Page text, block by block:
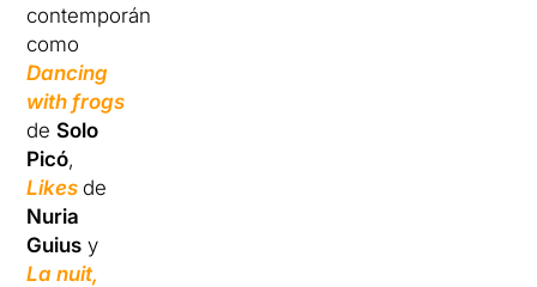
contemporáneos
como
Dancing
with frogs
deSolo
Picó,
Likes de
Nuria
Guius y
La nuit,